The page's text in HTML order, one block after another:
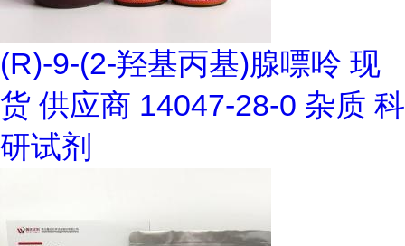
(R)-9-(2-羟基丙基)腺嘌呤 现
货 供应商 14047-28-0 杂质 科
研试剂